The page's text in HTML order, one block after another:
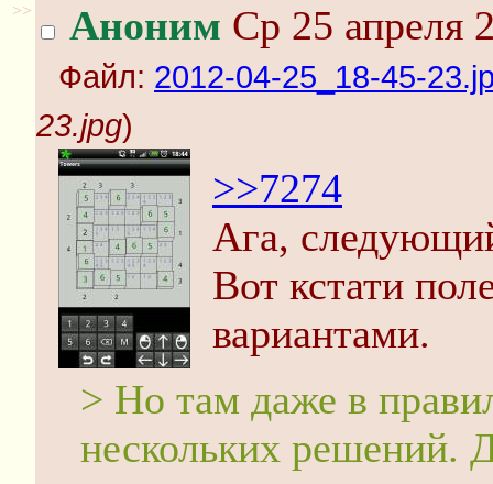
>> Аноним Ср 25 апреля
Файл: 2012-04-25_18-45-
23.jpg)
>>7274
Ага,
Вот кстати
вариантами.
> Но там даже в
нескольких решений.